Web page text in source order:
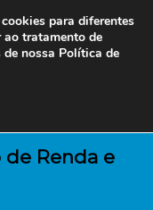
Renda e
para diferentes
ao tratamento de
nossa Política de